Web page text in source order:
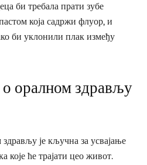
би требала прати зубе
која садржи флуор, и
би уклонили плак између
о оралном здрављу
је кључна за усвајање
које ће трајати цео живот.